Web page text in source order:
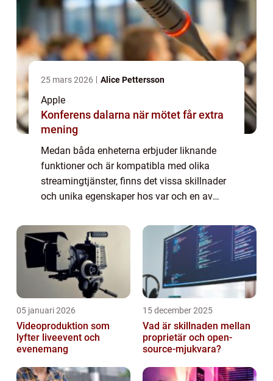
25 mars 2026 Alice Pettersson
Apple
Konferens dalarna när mötet får extra
mening
Medan båda enheterna erbjuder liknande
funktioner och är kompatibla med olika
streamingtjänster, finns det vissa skillnader
och unika egenskaper hos var och en av
grundlig översikt över Apple TV
Chromecast,...
05 januari 2026
Videoproduktion som
lyfter liveevent och
evenemang
15 december 2025
Vad är skillnaden mellan
proprietär och open-
source-mjukvara?